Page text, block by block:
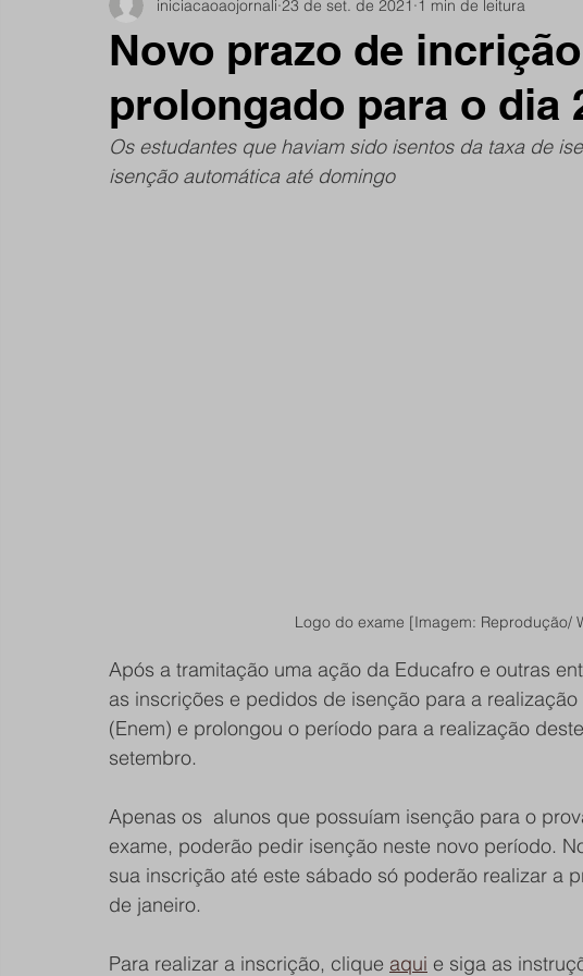
Notícias do Jardim São Remo Debate Comunidade
São Remano Entrevista Mulheres Esportes
Novo prazo de
prolongado para o dia
iniciacaoaojornali 23 de set. de 2021 1 min de leitura
Os estudantes que haviam sido isentos da taxa de
isenção automática até domingo
Logo do exame [Imagem: Reprodução/
Após a tramitação uma ação da Educafro e outras
as inscrições e pedidos de isenção para a
(Enem) e prolongou o período para a realização
setembro.
Apenas os  alunos que possuíam isenção para o
exame, poderão pedir isenção neste novo período.
sua inscrição até este sábado só poderão realizar a
de janeiro.
Para realizar a inscrição, clique aqui e siga as